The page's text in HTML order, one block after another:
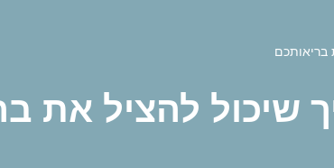
בריאותכם
שיכול להציל את